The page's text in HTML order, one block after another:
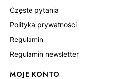
Częste pytania
Polityka prywatności
Regulamin
Regulamin newsletter
MOJE KONTO